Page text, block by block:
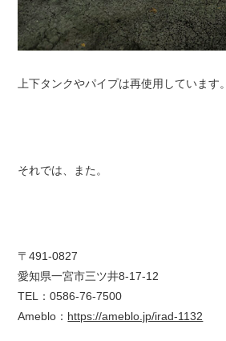
上下タンクやパイプは再使用しています。
それでは、また。
〒491-0827
愛知県一宮市三ツ井8-17-12
TEL：0586-76-7500
Ameblo： https://ameblo.jp/irad-1132